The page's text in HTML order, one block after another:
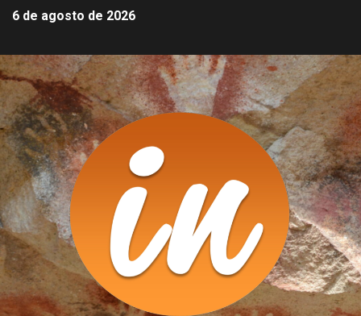
6 de agosto de 2026